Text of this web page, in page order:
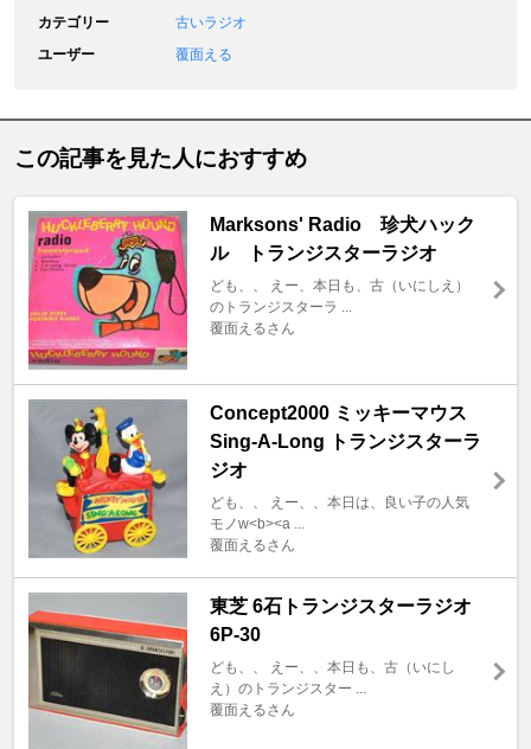
カテゴリー
古いラジオ
ユーザー
覆面える
この記事を見た人におすすめ
Marksons' Radio 珍犬ハック
ル トランジスターラジオ
ども、、 えー、本日も、古（いにしえ）
のトランジスターラ ...
覆面えるさん
Concept2000 ミッキーマウス
Sing-A-Long トランジスターラ
ジオ
ども、、 えー、、本日は、良い子の人気
モノw<b><a ...
覆面えるさん
東芝 6石トランジスターラジオ
6P-30
ども、、 えー、、本日も、古（いにし
え）のトランジスター ...
覆面えるさん